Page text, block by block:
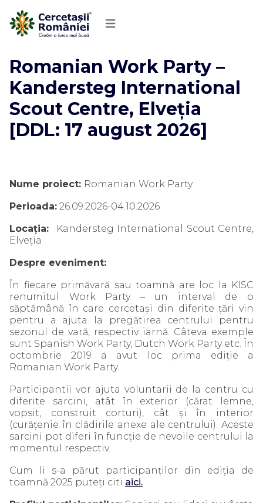
Romanian Work Party –
Kandersteg International
Scout Centre, Elveția
[DDL: 17 august 2026]
Nume proiect: Romanian Work Party
Perioada: 26.09.2026-04.10.2026
Locația:
Kandersteg International Scout Centre,
Elveția
Despre eveniment:
În fiecare primăvară sau toamnă are loc la KISC
renumitul Work Party – un interval de o
săptămână în care cercetași din diferite țări vin
pentru a ajuta la pregătirea centrului pentru
sezonul de vară, respectiv iarnă. Câteva exemple
sunt Spanish Work Party, Dutch Work Party etc. În
octombrie 2019 a avut loc prima ediție a
Romanian Work Party.
Participantii vor ajuta voluntarii de la centru cu
diferite sarcini, atât în exterior (cărat lemne,
vopsit, construit corturi), cât și în interior
(curățenie în clădirile anexe ale centrului). Aceste
sarcini pot diferi în funcție de nevoile centrului la
momentul respectiv.
Cum li s-a părut participanților din ediția de
toamnă 2025 puteți citi aici.